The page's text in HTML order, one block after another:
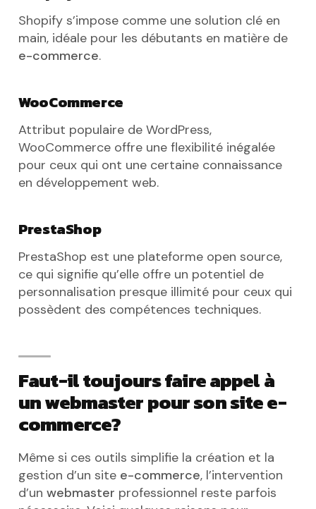
Shopify s’impose comme une solution clé en
main, idéale pour les débutants en matière de
e-commerce.
WooCommerce
Attribut populaire de WordPress,
WooCommerce offre une flexibilité inégalée
pour ceux qui ont une certaine connaissance
en développement web.
PrestaShop
PrestaShop est une plateforme open source,
ce qui signifie qu’elle offre un potentiel de
personnalisation presque illimité pour ceux qui
possèdent des compétences techniques.
Faut-il toujours faire appel à
un webmaster pour son site e-
commerce?
Même si ces outils simplifie la création et la
gestion d’un site e-commerce, l’intervention
d’un webmaster professionnel reste parfois